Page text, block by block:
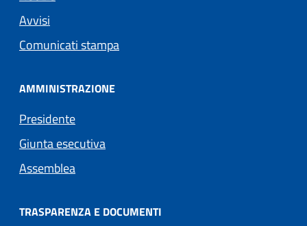
Avvisi
Comunicati stampa
AMMINISTRAZIONE
Presidente
Giunta esecutiva
Assemblea
TRASPARENZA E DOCUMENTI